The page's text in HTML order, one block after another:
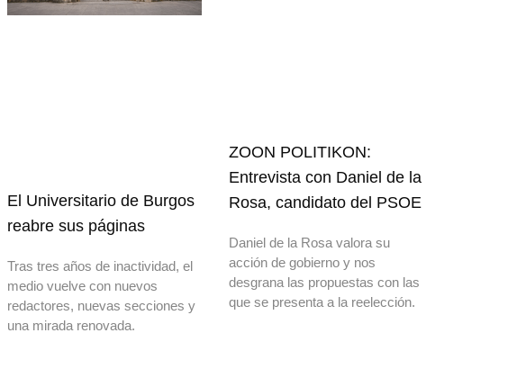
El Universitario de Burgos
reabre sus páginas
Tras tres años de inactividad, el
medio vuelve con nuevos
redactores, nuevas secciones y
una mirada renovada.
ZOON POLITIKON:
Entrevista con Daniel de la
Rosa, candidato del PSOE
Daniel de la Rosa valora su
acción de gobierno y nos
desgrana las propuestas con las
que se presenta a la reelección.